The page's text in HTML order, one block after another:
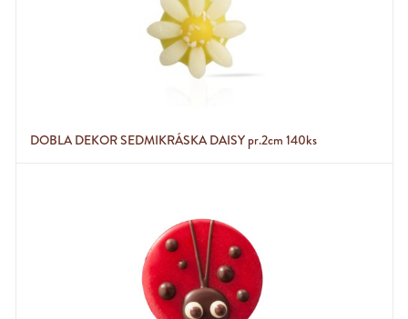
DOBLA DEKOR SEDMIKRÁSKA DAISY pr.2cm 140ks